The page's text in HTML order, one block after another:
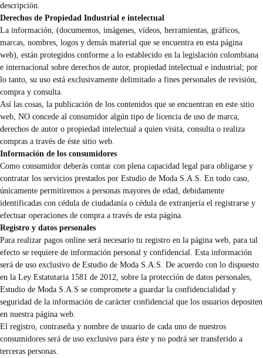
descripción.
Derechos de Propiedad Industrial e intelectual
La información, (documentos, imágenes, vídeos, herramientas, gráficos,
marcas, nombres, logos y demás material que se encuentra en esta página
web), están protegidos conforme a lo establecido en la legislación colombiana
e internacional sobre derechos de autor, propiedad intelectual e industrial; por
lo tanto, su uso está exclusivamente delimitado a fines personales de revisión,
compra y consulta.
Así las cosas, la publicación de los contenidos que se encuentran en este sitio
web, NO concede al consumidor algún tipo de licencia de uso de marca,
derechos de autor o propiedad intelectual a quien visita, consulta o realiza
compras a través de éste sitio web.
Información de los consumidores
Como consumidor deberás contar con plena capacidad legal para obligarse y
contratar los servicios prestados por Estudio de Moda S.A.S. En todo caso,
únicamente permitiremos a personas mayores de edad, debidamente
identificadas con cédula de ciudadanía o cédula de extranjería el registrarse y
efectuar operaciones de compra a través de esta página.
Registro y datos personales
Para realizar pagos online será necesario tu registro en la página web, para tal
efecto se requiere de información personal y confidencial. Esta información
será de uso exclusivo de Estudio de Moda S.A.S. De acuerdo con lo dispuesto
en la Ley Estatutaria 1581 de 2012, sobre la protección de datos personales,
Estudio de Moda S.A.S se compromete a guardar la confidencialidad y
seguridad de la información de carácter confidencial que los usuarios depositen
en nuestra página web.
El registro, contraseña y nombre de usuario de cada uno de nuestros
consumidores será de uso exclusivo para éste y no podrá ser transferido a
terceras personas.